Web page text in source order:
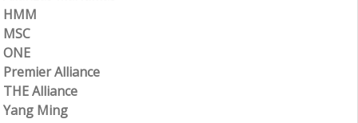
HMM
MSC
ONE
Premier Alliance
THE Alliance
Yang Ming